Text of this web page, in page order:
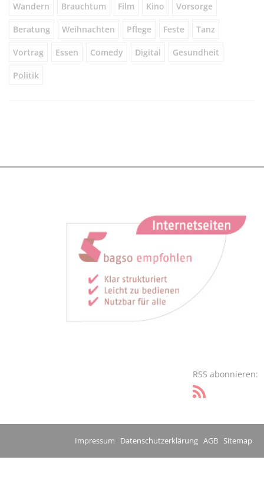
Wandern Brauchtum Film Kino Vorsorge
Beratung Weihnachten Pflege Feste Tanz
Vortrag Essen Comedy Digital Gesundheit
Politik
RSS abonnieren:
Impressum Datenschutzerklärung AGB Sitemap